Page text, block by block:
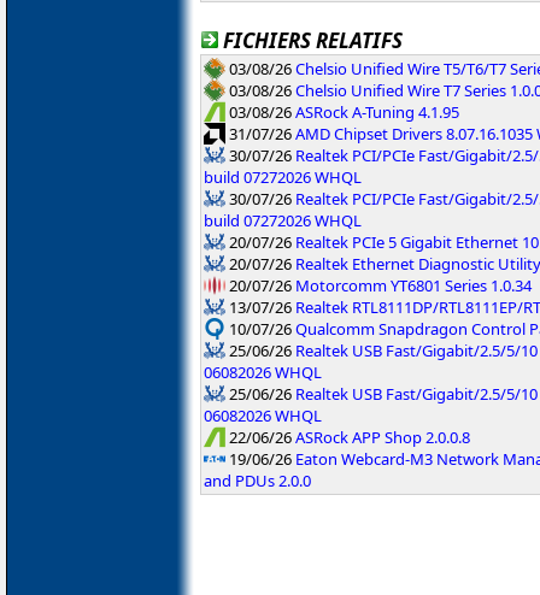
FICHIERS RELATIFS
03/08/26Chelsio Unified Wire T5/T6/T7
03/08/26Chelsio Unified Wire T7 Series
03/08/26ASRock A-Tuning 4.1.95
31/07/26AMD Chipset Drivers 8.07.16.1035
30/07/26 Realtek PCI/PCIe Fast/Gigabit/
build 07272026 WHQL
30/07/26 Realtek PCI/PCIe Fast/Gigabit/
build 07272026 WHQL
20/07/26 Realtek PCIe 5 Gigabit Ethernet
20/07/26 Realtek Ethernet Diagnostic
20/07/26 Motorcomm YT6801 Series 1.0.34
13/07/26 Realtek RTL8111DP/RTL8111EP/
10/07/26Qualcomm Snapdragon Control
25/06/26 Realtek USB Fast/Gigabit/2.5/5/
06082026 WHQL
25/06/26 Realtek USB Fast/Gigabit/2.5/5/
06082026 WHQL
22/06/26ASRock APP Shop 2.0.0.8
19/06/26 Eaton Webcard-M3 Network
and PDUs 2.0.0